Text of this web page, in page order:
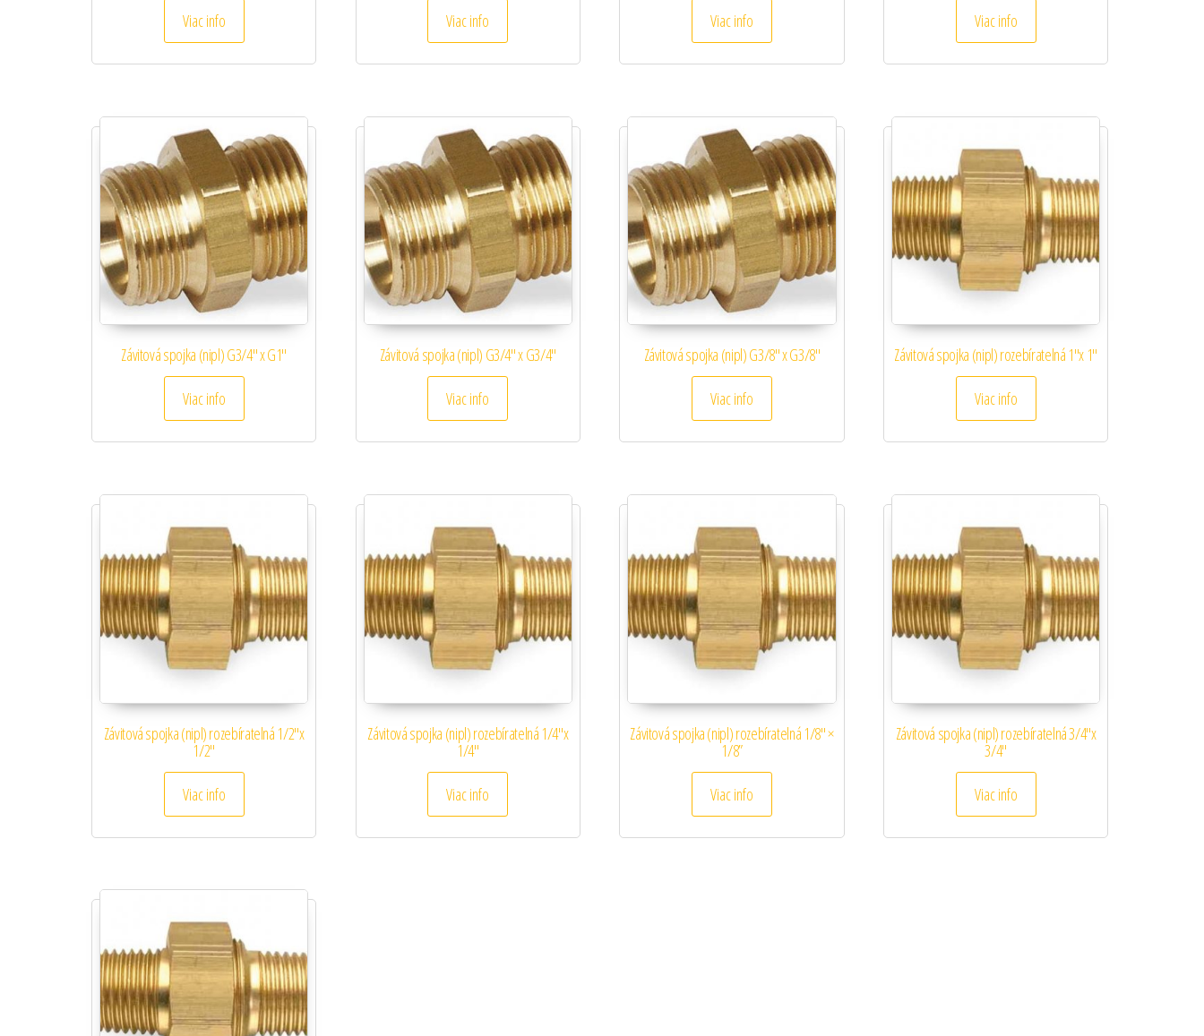
Viac info Viac info Viac info Viac info
Závitová spojka (nipl) G3/4″ x G1″
Viac info
Závitová spojka (nipl) G3/4″ x G3/4″
Viac info
Závitová spojka (nipl) G3/8″ x G3/8″
Viac info
Závitová spojka (nipl) rozebíratelná 1″x 1″
Viac info
Závitová spojka (nipl) rozebíratelná 1/2″x
1/2″
Viac info
Závitová spojka (nipl) rozebíratelná 1/4″x
1/4″
Viac info
Závitová spojka (nipl) rozebíratelná 1/8″ ×
1/8”
Viac info
Závitová spojka (nipl) rozebíratelná 3/4″x
3/4″
Viac info